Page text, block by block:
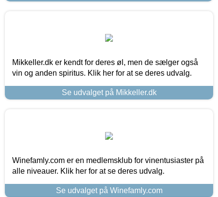
Mikkeller.dk er kendt for deres øl, men de sælger også
vin og anden spiritus. Klik her for at se deres udvalg.
Se udvalget på Mikkeller.dk
Winefamly.com er en medlemsklub for vinentusiaster på
alle niveauer. Klik her for at se deres udvalg.
Se udvalget på Winefamly.com